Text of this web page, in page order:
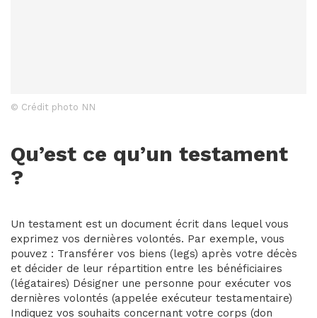
© Crédit photo NN
Qu’est ce qu’un testament
?
Un testament est un document écrit dans lequel vous
exprimez vos dernières volontés. Par exemple, vous
pouvez : Transférer vos biens (legs) après votre décès
et décider de leur répartition entre les bénéficiaires
(légataires) Désigner une personne pour exécuter vos
dernières volontés (appelée exécuteur testamentaire)
Indiquez vos souhaits concernant votre corps (don